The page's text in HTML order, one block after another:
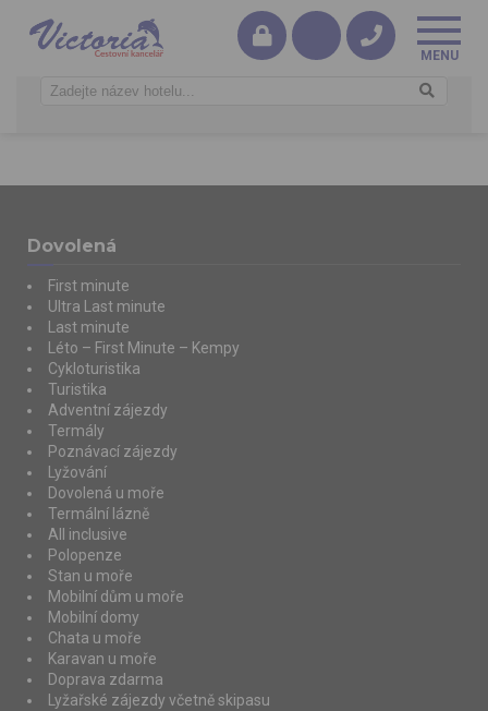
Dovolená
First minute
Ultra Last minute
Last minute
Léto – First Minute – Kempy
Cykloturistika
Turistika
Adventní zájezdy
Termály
Poznávací zájezdy
Lyžování
Dovolená u moře
Termální lázně
All inclusive
Polopenze
Stan u moře
Mobilní dům u moře
Mobilní domy
Chata u moře
Karavan u moře
Doprava zdarma
Lyžařské zájezdy včetně skipasu